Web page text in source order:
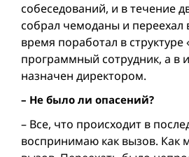
собеседований, и в течение
собрал чемоданы и переехал
время поработал в структуре
программный сотрудник, а в
назначен директором.
– Не было ли опасений?
– Все, что происходит в
воспринимаю как вызов. Как